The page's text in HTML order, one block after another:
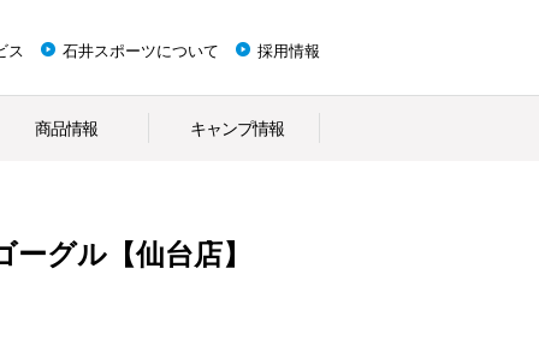
ス 石井スポーツについて 採用情報
商品情報 キャンプ情報
グル【仙台店】